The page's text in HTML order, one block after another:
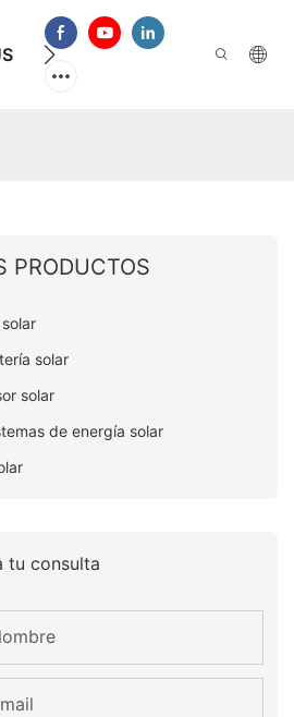
PREGUNTAS FRECUENTES
PRODUCTOS
solar
solar
de energía solar
tu consulta